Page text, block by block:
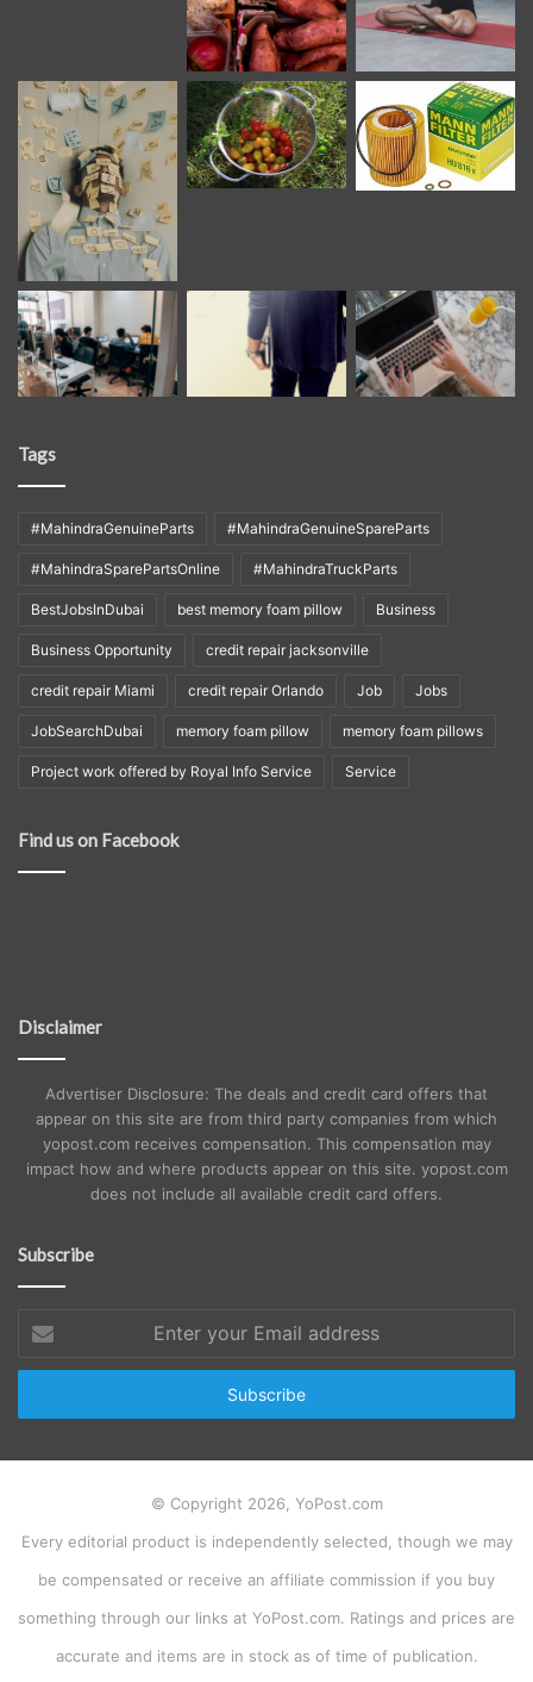
Tags
#MahindraGenuineParts #MahindraGenuineSpareParts
#MahindraSparePartsOnline #MahindraTruckParts
BestJobsInDubai best memory foam pillow Business
Business Opportunity credit repair jacksonville
credit repair Miami credit repair Orlando Job Jobs
JobSearchDubai memory foam pillow memory foam pillows
Project work offered by Royal Info Service Service
Find us on Facebook
Disclaimer
Advertiser Disclosure: The deals and credit card offers that
appear on this site are from third party companies from which
yopost.com receives compensation. This compensation may
impact how and where products appear on this site. yopost.com
does not include all available credit card offers.
Subscribe
your
Email
© Copyright 2026, YoPost.com
Every editorial product is independently selected, though we may
be compensated or receive an affiliate commission if you buy
something through our links at YoPost.com. Ratings and prices are
accurate and items are in stock as of time of publication.